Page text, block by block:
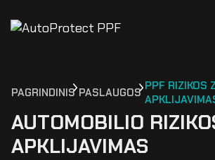
PAGRINDINIS PASLAUGOS PPF RIZIKOS
AUTOMOBILIO
APKLIJAVIMAS